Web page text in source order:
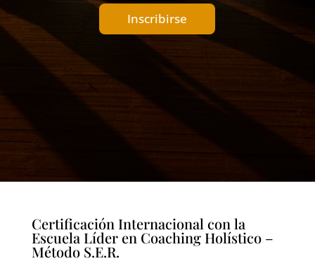
Inscribirse
Certificación Internacional con la
Escuela Líder en Coaching Holístico –
Método S.E.R.